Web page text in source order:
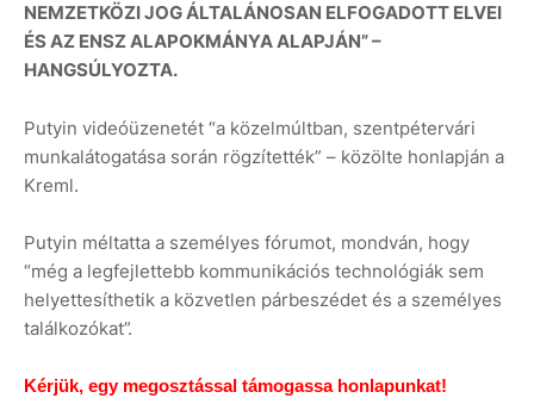
NEMZETKÖZI JOG ÁLTALÁNOSAN ELFOGADOTT ELVEI
ÉS AZ ENSZ ALAPOKMÁNYA ALAPJÁN” –
HANGSÚLYOZTA.
Putyin videóüzenetét “a közelmúltban, szentpétervári
munkalátogatása során rögzítették” – közölte honlapján a
Kreml.
Putyin méltatta a személyes fórumot, mondván, hogy
“még a legfejlettebb kommunikációs technológiák sem
helyettesíthetik a közvetlen párbeszédet és a személyes
találkozókat”.
Kérjük, egy megosztással támogassa honlapunkat!